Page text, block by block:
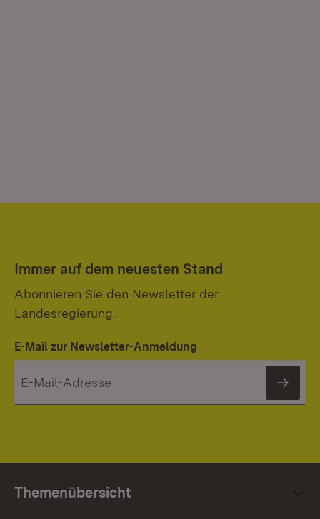
Immer auf dem neuesten Stand
Abonnieren Sie den Newsletter der
Landesregierung.
E-Mail zur Newsletter-Anmeldung
Themenübersicht